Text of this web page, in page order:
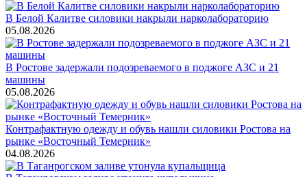
В Белой Калитве силовики накрыли нарколабораторию
05.08.2026
В Ростове задержали подозреваемого в поджоге АЗС и 21
машины
05.08.2026
Контрафактную одежду и обувь нашли силовики Ростова на
рынке «Восточный Темерник»
04.08.2026